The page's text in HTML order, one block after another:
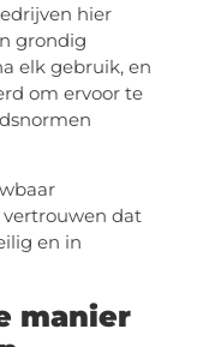
hier
grondig
elk gebruik, en
om ervoor te
dat
en in
manier